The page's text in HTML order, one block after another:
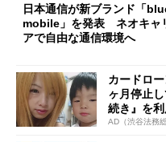
日本通信が新ブランド「
mobile」を発表 ネオキャ
アで自由な通信環境へ
カードロ
ヶ月停止
続き』を利
AD（渋谷法務